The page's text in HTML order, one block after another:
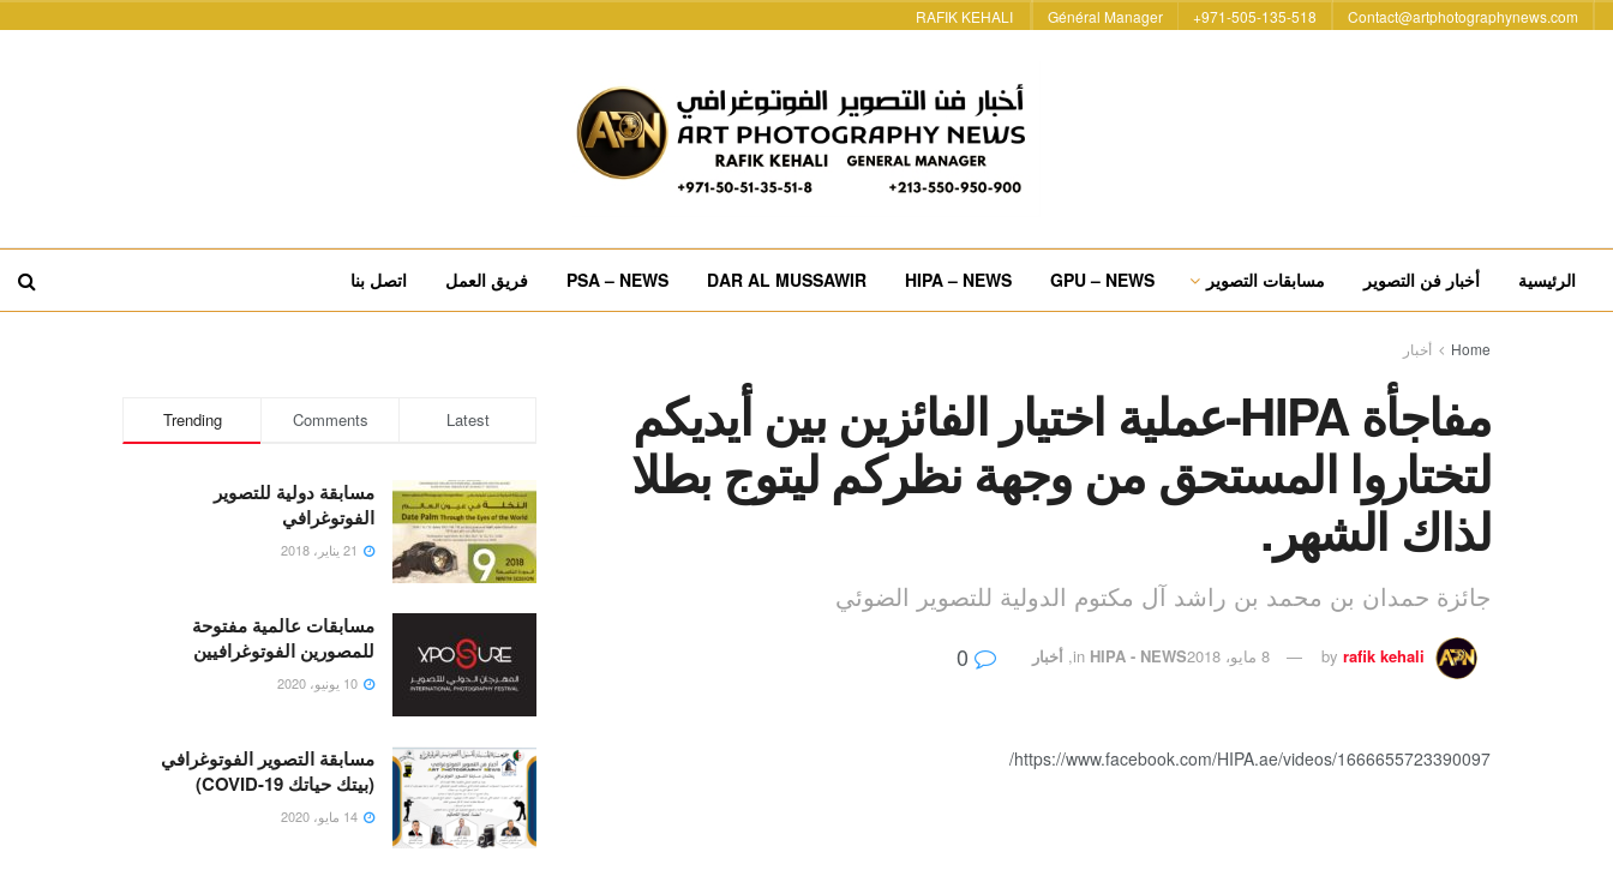
Contact@artphotographynews.com
971-505-135-518+
Général Manager
RAFIK KEHALI
الرئيسية أخبار فن التصوير مسابقات التصوير GPU – NEWS
HIPA – NEWS
DAR AL MUSSAWIR
PSA – NEWS فريق العمل اتصل بنا
Home أخبار
مفاجأة HIPA-عملية اختيار الفائزين بين أيديكم
لتختاروا المستحق من وجهة نظركم ليتوج بطلا
لذاك الشهر.
جائزة حمدان بن محمد بن راشد آل مكتوم الدولية للتصوير الضوئي
by rafik kehali 8 مايو، 2018 in HIPA - NEWS
, أخبار
https://www.facebook.com/HIPA.ae/videos/1666655723390097/
Trending Comments Latest
مسابقة دولية للتصوير
الفوتوغرافي
مسابقات عالمية مفتوحة
للمصورين الفوتوغرافيين
مسابقة التصوير الفوتوغرافي
(بيتك حياتك COVID-19)